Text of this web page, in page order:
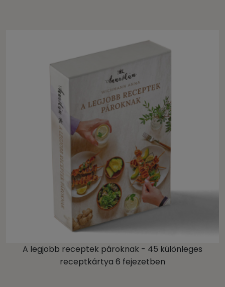
A legjobb receptek pároknak - 45 különleges
receptkártya 6 fejezetben